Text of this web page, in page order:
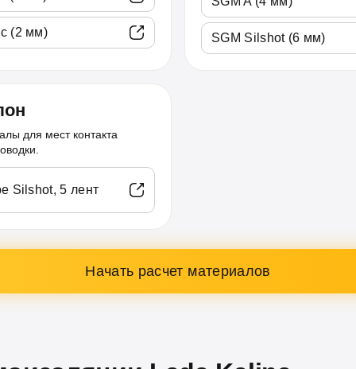
(2 мм) SGM Silshot (6 мм)
для мест контакта
Silshot, 5 лент
Начать расчет материалов